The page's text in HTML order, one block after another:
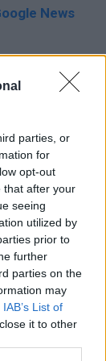
parties, or
for
opt-out
that after your
seeing
utilized by
prior to
further
parties on the
may
IAB’s List of
it to other
News
της ημέρας